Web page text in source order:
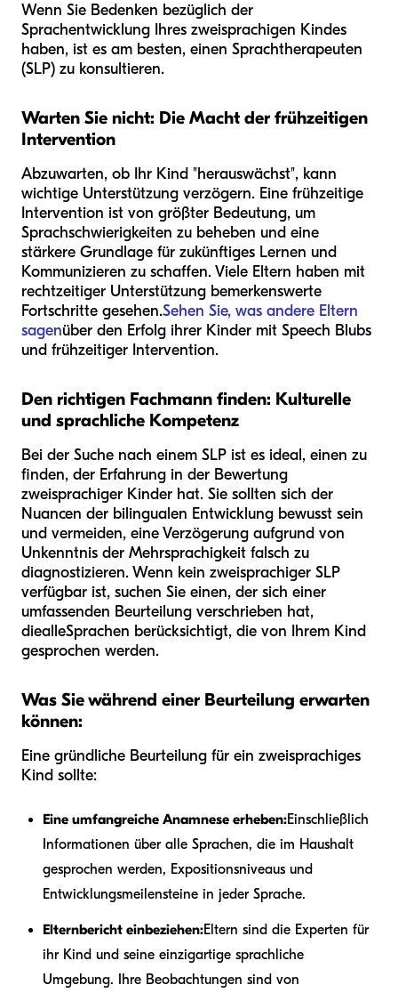
Wenn Sie Bedenken bezüglich der
Sprachentwicklung Ihres zweisprachigen Kindes
haben, ist es am besten, einen Sprachtherapeuten
(SLP) zu konsultieren.
Warten Sie nicht: Die Macht der frühzeitigen
Intervention
Abzuwarten, ob Ihr Kind "herauswächst", kann
wichtige Unterstützung verzögern. Eine frühzeitige
Intervention ist von größter Bedeutung, um
Sprachschwierigkeiten zu beheben und eine
stärkere Grundlage für zukünftiges Lernen und
Kommunizieren zu schaffen. Viele Eltern haben mit
rechtzeitiger Unterstützung bemerkenswerte
Fortschritte gesehen.Sehen Sie, was andere Eltern
sagenüber den Erfolg ihrer Kinder mit Speech Blubs
und frühzeitiger Intervention.
Den richtigen Fachmann finden: Kulturelle
und sprachliche Kompetenz
Bei der Suche nach einem SLP ist es ideal, einen zu
finden, der Erfahrung in der Bewertung
zweisprachiger Kinder hat. Sie sollten sich der
Nuancen der bilingualen Entwicklung bewusst sein
und vermeiden, eine Verzögerung aufgrund von
Unkenntnis der Mehrsprachigkeit falsch zu
diagnostizieren. Wenn kein zweisprachiger SLP
verfügbar ist, suchen Sie einen, der sich einer
umfassenden Beurteilung verschrieben hat,
diealleSprachen berücksichtigt, die von Ihrem Kind
gesprochen werden.
Was Sie während einer Beurteilung erwarten
können:
Eine gründliche Beurteilung für ein zweisprachiges
Kind sollte:
Eine umfangreiche Anamnese erheben:Einschließlich
Informationen über alle Sprachen, die im Haushalt
gesprochen werden, Expositionsniveaus und
Entwicklungsmeilensteine in jeder Sprache.
Elternbericht einbeziehen:Eltern sind die Experten für
ihr Kind und seine einzigartige sprachliche
Umgebung. Ihre Beobachtungen sind von